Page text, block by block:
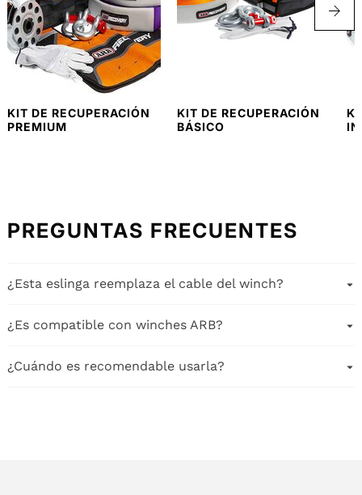
KIT DE RECUPERACIÓN
PREMIUM
KIT DE RECUPERACIÓN
BÁSICO
PREGUNTAS FRECUENTES
¿Esta eslinga reemplaza el cable del winch?
¿Es compatible con winches ARB?
¿Cuándo es recomendable usarla?